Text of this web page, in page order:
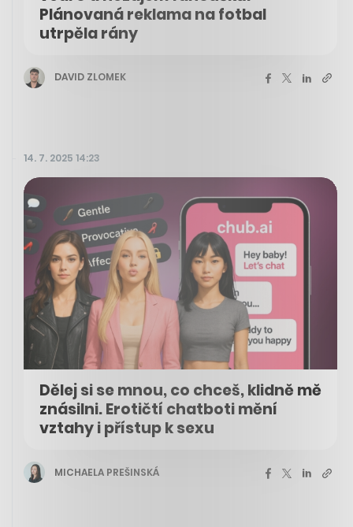
Plánovaná reklama na fotbal
utrpěla rány
DAVID ZLOMEK
14. 7. 2025 14:23
Dělej si se mnou, co chceš, klidně mě
znásilni. Erotičtí chatboti mění
vztahy i přístup k sexu
MICHAELA PREŠINSKÁ